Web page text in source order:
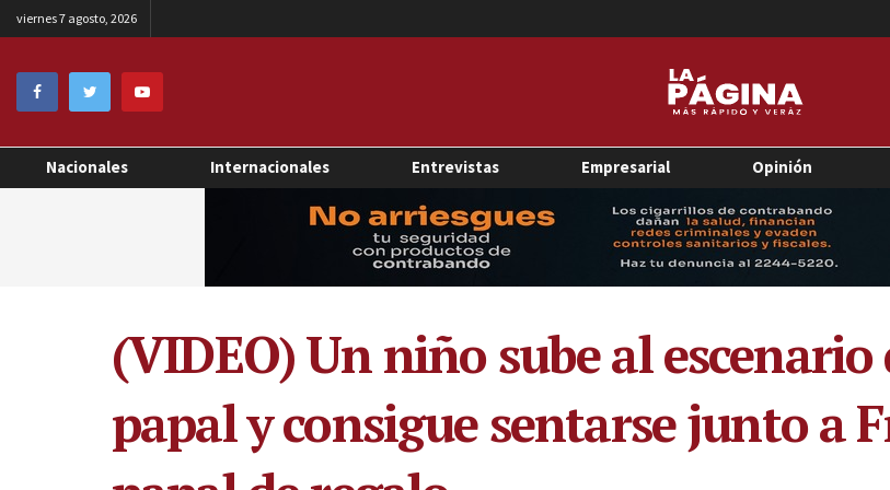
viernes 7 agosto, 2026
Nacionales Internacionales Entrevistas Empresarial Opinión
(VIDEO) Un niño sube al
papal y consigue sentarse junto a